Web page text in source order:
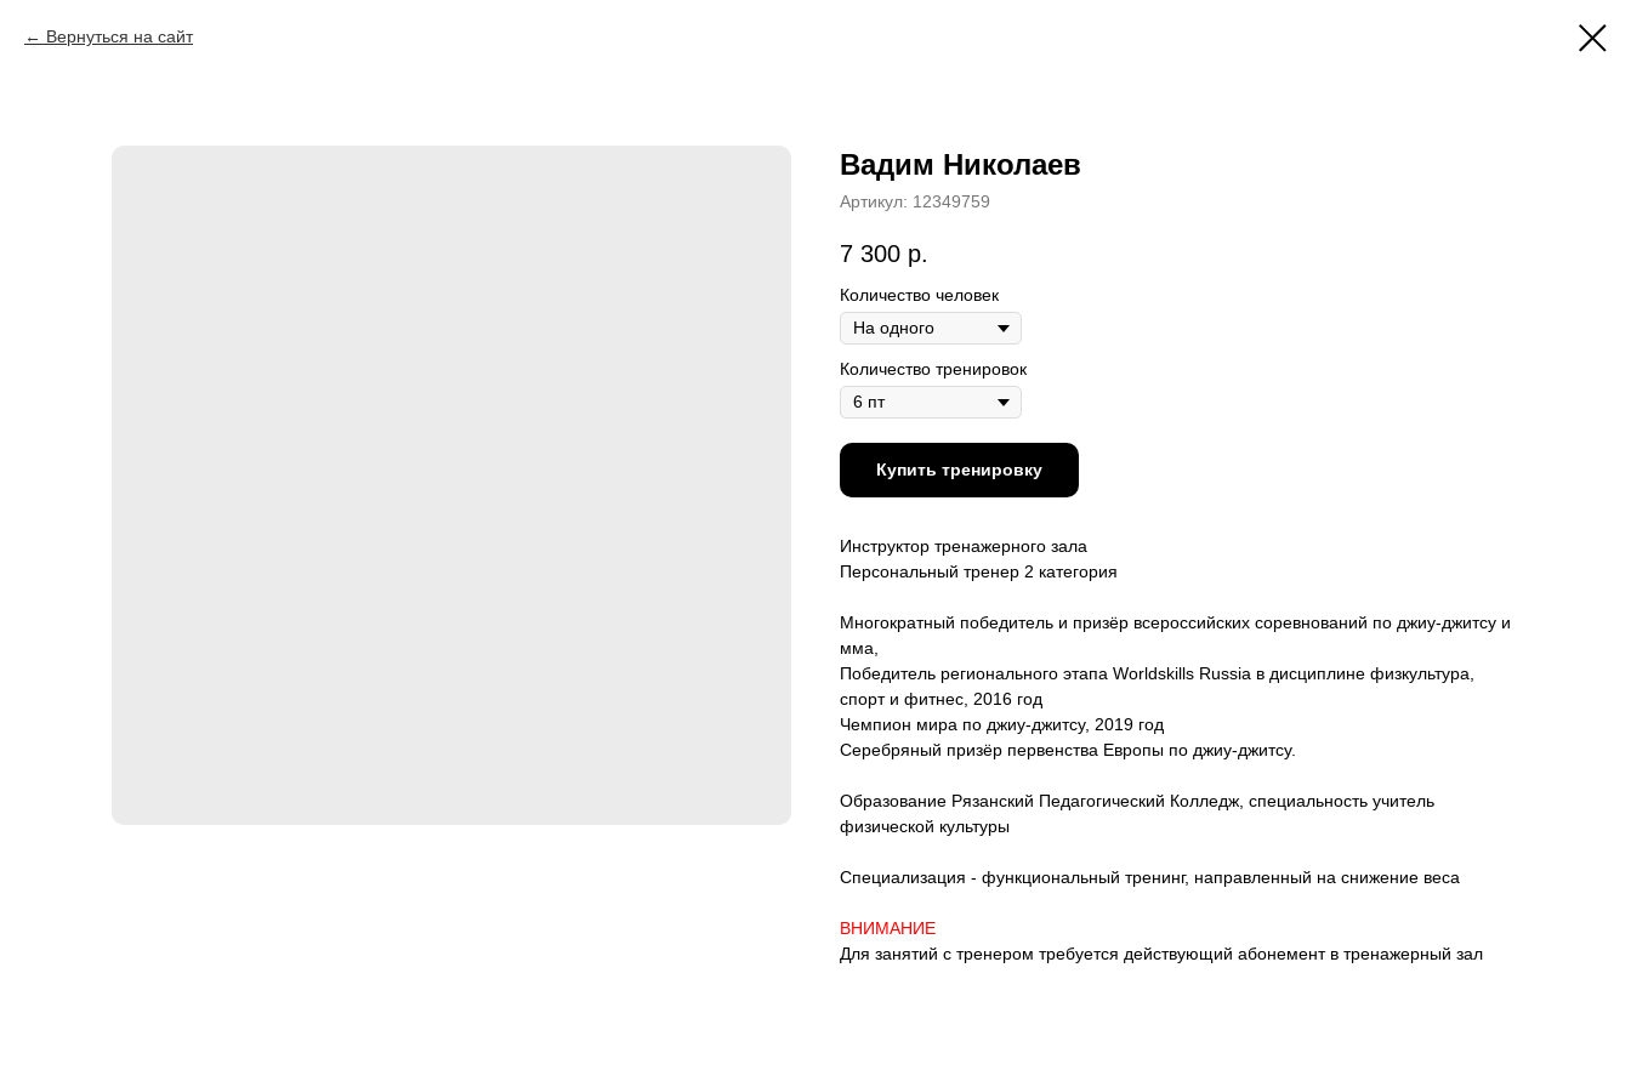
Вернуться на сайт
Вадим Николаев
Артикул: 12349759
7 300 р.
Количество человек
Количество тренировок
Купить тренировку
Инструктор тренажерного зала
Персональный тренер 2 категория
Многократный победитель и призёр всероссийских соревнований по джиу-джитсу и
мма,
Победитель регионального этапа Worldskills Russia в дисциплине физкультура,
спорт и фитнес, 2016 год
Чемпион мира по джиу-джитсу, 2019 год
Серебряный призёр первенства Европы по джиу-джитсу.
Образование Рязанский Педагогический Колледж, специальность учитель
физической культуры
Специализация - функциональный тренинг, направленный на снижение веса
ВНИМАНИЕ
Для занятий с тренером требуется действующий абонемент в тренажерный зал